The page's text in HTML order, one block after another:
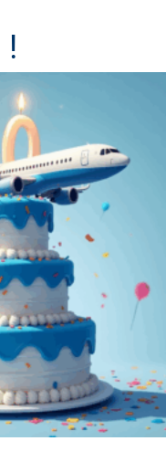
Il y a 30 ans, le 18
de fin de mission,
Martinez.
C’était la mission
l'acte de naissance
Et CyberAvia est
versions de P3D et de
passage d’une « conf
Merci à tous ceux qui
commune, une
Bon anniversaire